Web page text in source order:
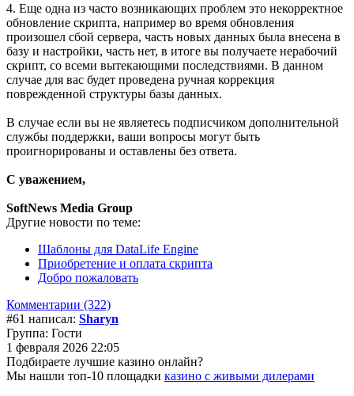
4. Еще одна из часто возникающих проблем это некорректное
обновление скрипта, например во время обновления
произошел сбой сервера, часть новых данных была внесена в
базу и настройки, часть нет, в итоге вы получаете нерабочий
скрипт, со всеми вытекающими последствиями. В данном
случае для вас будет проведена ручная коррекция
поврежденной структуры базы данных.
В случае если вы не являетесь подписчиком дополнительной
службы поддержки, ваши вопросы могут быть
проигнорированы и оставлены без ответа.
С уважением,
SoftNews Media Group
Другие новости по теме:
Шаблоны для DataLife Engine
Приобретение и оплата скрипта
Добро пожаловать
Комментарии (322)
#61 написал: Sharyn
Группа: Гости
1 февраля 2026 22:05
Подбираете лучшие казино онлайн?
Мы нашли топ-10 площадки казино с живыми дилерами